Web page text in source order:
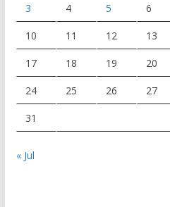
3 4 5 6
10 11 12 13
17 18 19 20
24 25 26 27
31
« Jul